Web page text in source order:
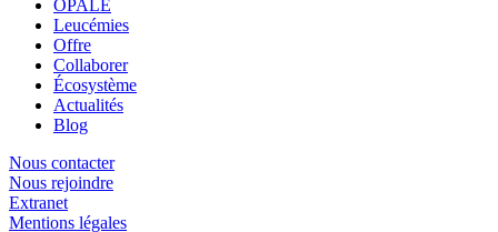
OPALE
Leucémies
Offre
Collaborer
Écosystème
Actualités
Blog
Nous contacter
Nous rejoindre
Extranet
Mentions légales